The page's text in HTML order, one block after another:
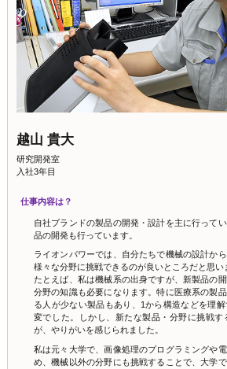
越山 貴大
研究開発室
入社3年目
仕事内容は？
自社ブランドの製品の開発・設計を主に行って
品の開発も行っています。
ライオンパワーでは、自分たちで機械の設計か
様々な分野に挑戦できるのが良いところだと思い
たとえば、私は機械系の出身ですが、新製品の
分野の知識も必要になります。特に医療系の製
る人が少ない製品もあり、1から構造などを理
変でした。しかし、新たな製品・分野に挑戦
が、やりがいを感じられました。
私は元々大学で、画像処理のプログラミングや
め、機械以外の分野にも挑戦することで、大学